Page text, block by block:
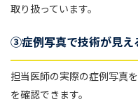
取り扱っています。
③症例写真で技術が見え
担当医師の実際の症例写真
を確認できます。